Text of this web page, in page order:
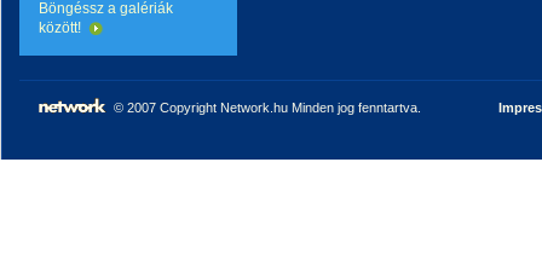
Böngéssz a galériák
között!
© 2007 Copyright Network.hu Minden jog fenntartva.